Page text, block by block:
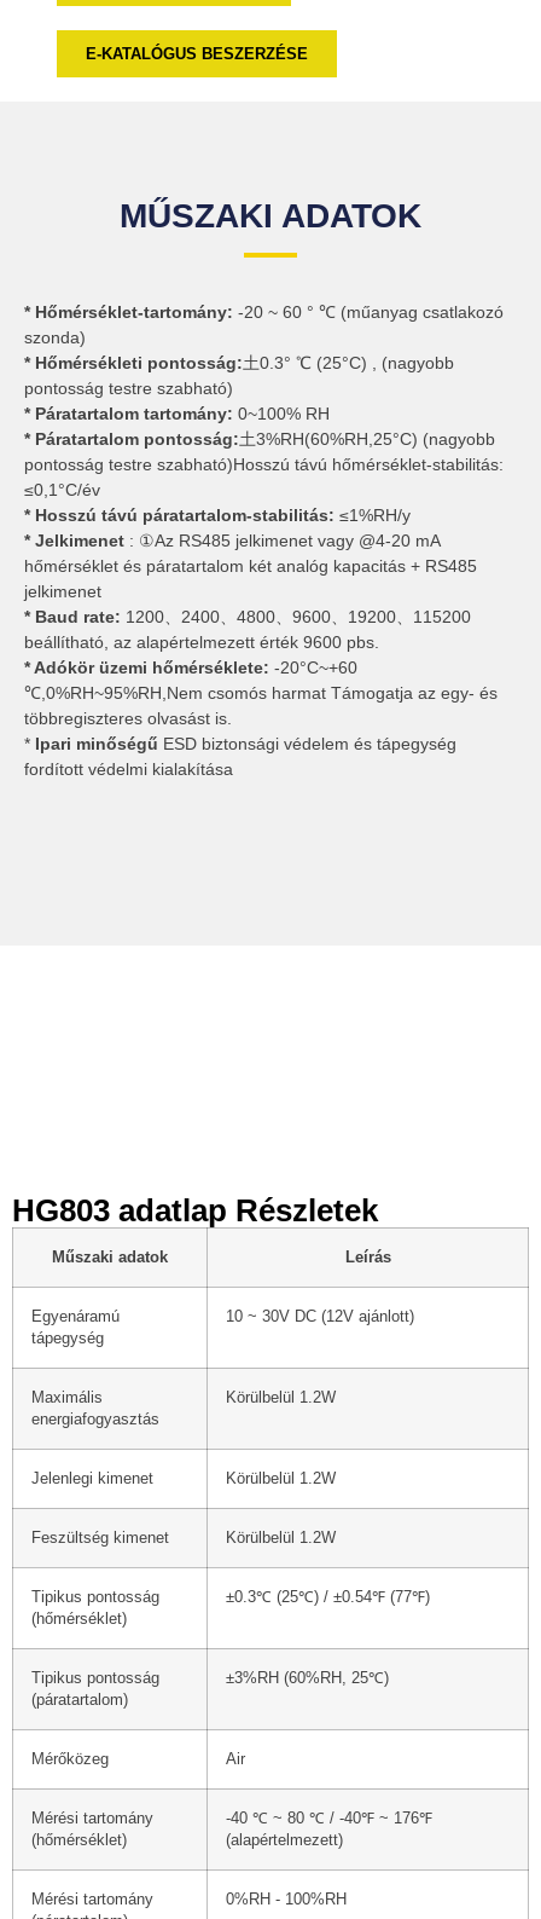
E-KATALÓGUS BESZERZÉSE
MŰSZAKI ADATOK
* Hőmérséklet-tartomány: -20 ~ 60 ° ℃ (műanyag csatlakozó
szonda)
* Hőmérsékleti pontosság:土0.3° ℃ (25°C) , (nagyobb
pontosság testre szabható)
* Páratartalom tartomány: 0~100% RH
* Páratartalom pontosság:土3%RH(60%RH,25°C) (nagyobb
pontosság testre szabható)Hosszú távú hőmérséklet-stabilitás:
≤0,1°C/év
* Hosszú távú páratartalom-stabilitás: ≤1%RH/y
* Jelkimenet : ①Az RS485 jelkimenet vagy @4-20 mA
hőmérséklet és páratartalom két analóg kapacitás + RS485
jelkimenet
* Baud rate: 1200、2400、4800、9600、19200、115200
beállítható, az alapértelmezett érték 9600 pbs.
* Adókör üzemi hőmérséklete: -20°C~+60
℃,0%RH~95%RH,Nem csomós harmat Támogatja az egy- és
többregiszteres olvasást is.
* Ipari minőségű ESD biztonsági védelem és tápegység
fordított védelmi kialakítása
HG803 adatlap Részletek
Műszaki adatok Leírás
Egyenáramú
tápegység
10 ~ 30V DC (12V ajánlott)
Maximális
energiafogyasztás
Körülbelül 1.2W
Jelenlegi kimenet Körülbelül 1.2W
Feszültség kimenet Körülbelül 1.2W
Tipikus pontosság
(hőmérséklet)
±0.3℃ (25℃) / ±0.54℉ (77℉)
Tipikus pontosság
(páratartalom)
±3%RH (60%RH, 25℃)
Mérőközeg Air
Mérési tartomány
(hőmérséklet)
-40 ℃ ~ 80 ℃ / -40℉ ~ 176℉
(alapértelmezett)
Mérési tartomány
0%RH - 100%RH